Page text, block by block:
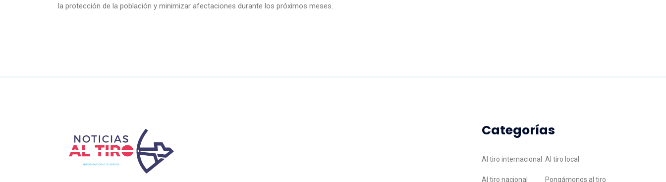
la protección de la población y minimizar afectaciones durante los próximos meses.
Categorías
Al tiro internacional Al tiro local
Al tiro nacional Pongámonos al tiro